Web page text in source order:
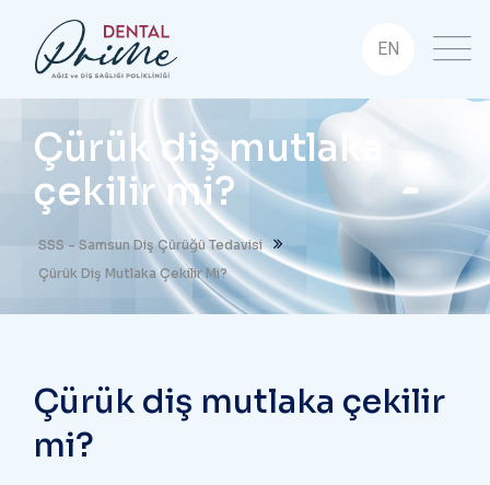
EN
Çürük diş mutlaka
çekilir mi?
SSS - Samsun Diş Çürüğü Tedavisi
Çürük Diş Mutlaka Çekilir Mi?
Çürük diş mutlaka çekilir
mi?